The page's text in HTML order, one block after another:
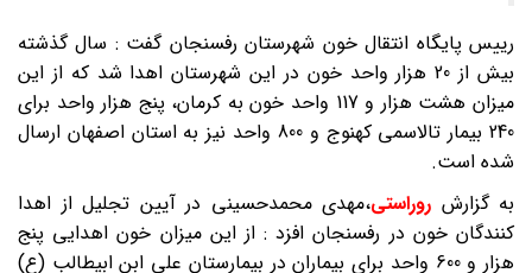
رییس پایگاه انتقال خون شهرستان رفسنجان گفت : سال گذشته
بیش از 20 هزار واحد خون در این شهرستان اهدا شد که از این
میزان هشت هزار و 117 واحد خون به کرمان، پنج هزار واحد برای
240 بیمار تالاسمی کهنوج و 800 واحد نیز به استان اصفهان ارسال
شده است.
به گزارش روراستی،مهدی محمدحسینی در آیین تجلیل از اهدا
کنندگان خون در رفسنجان افزد : از این میزان خون اهدایی پنج
هزار و 600 واحد برای بیماران در بیمارستان علی ابن ابیطالب (ع)